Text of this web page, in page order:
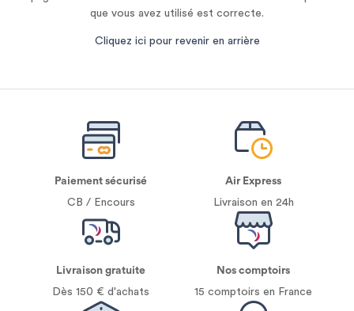
que vous avez utilisé est correcte.
Cliquez ici pour revenir en arrière
Paiement sécurisé
CB / Encours
Air Express
Livraison en 24h
Livraison gratuite
Dès 150 € d'achats
Nos comptoirs
15 comptoirs en France